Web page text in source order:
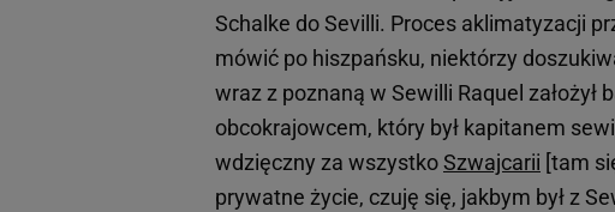
Schalke do Sevilli. Proces aklimatyzacji
mówić po hiszpańsku, niektórzy
wraz z poznaną w Sewilli Raquel założył
obcokrajowcem, który był kapitanem
wdzięczny za wszystkoSzwajcarii [tam
prywatne życie, czuję się, jakbym był z